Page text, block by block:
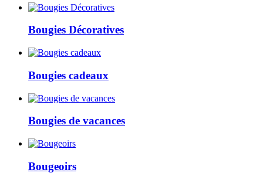
Bougies Décoratives
Bougies cadeaux
Bougies de vacances
Bougeoirs